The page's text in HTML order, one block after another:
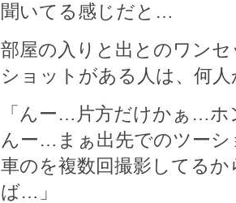
聞いてる感じだと…
部屋の入りと出とのワン
ショットがある人は、何
「んー…片方だけかぁ…
んー…まぁ出先でのツー
車のを複数回撮影してる
ば…」